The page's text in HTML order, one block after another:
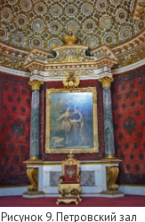
Рисунок 9. Петровский зал